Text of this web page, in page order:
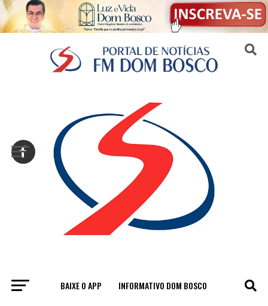
BAIXE O APP INFORMATIVO DOM BOSCO
All posts tagged "dia dos pais"
Sair da versão mobile